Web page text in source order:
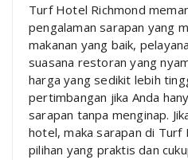
Turf Hotel Richmond
pengalaman sarapan yang
makanan yang baik,
suasana restoran yang
harga yang sedikit lebih
pertimbangan jika Anda
sarapan tanpa menginap.
hotel, maka sarapan di
pilihan yang praktis dan